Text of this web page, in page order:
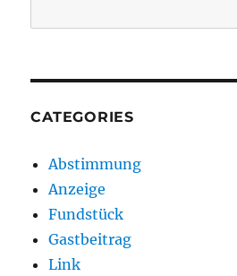
CATEGORIES
Abstimmung
Anzeige
Fundstück
Gastbeitrag
Link